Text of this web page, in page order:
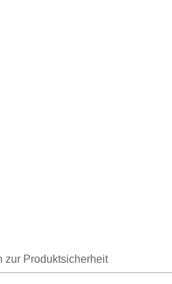
zur Produktsicherheit